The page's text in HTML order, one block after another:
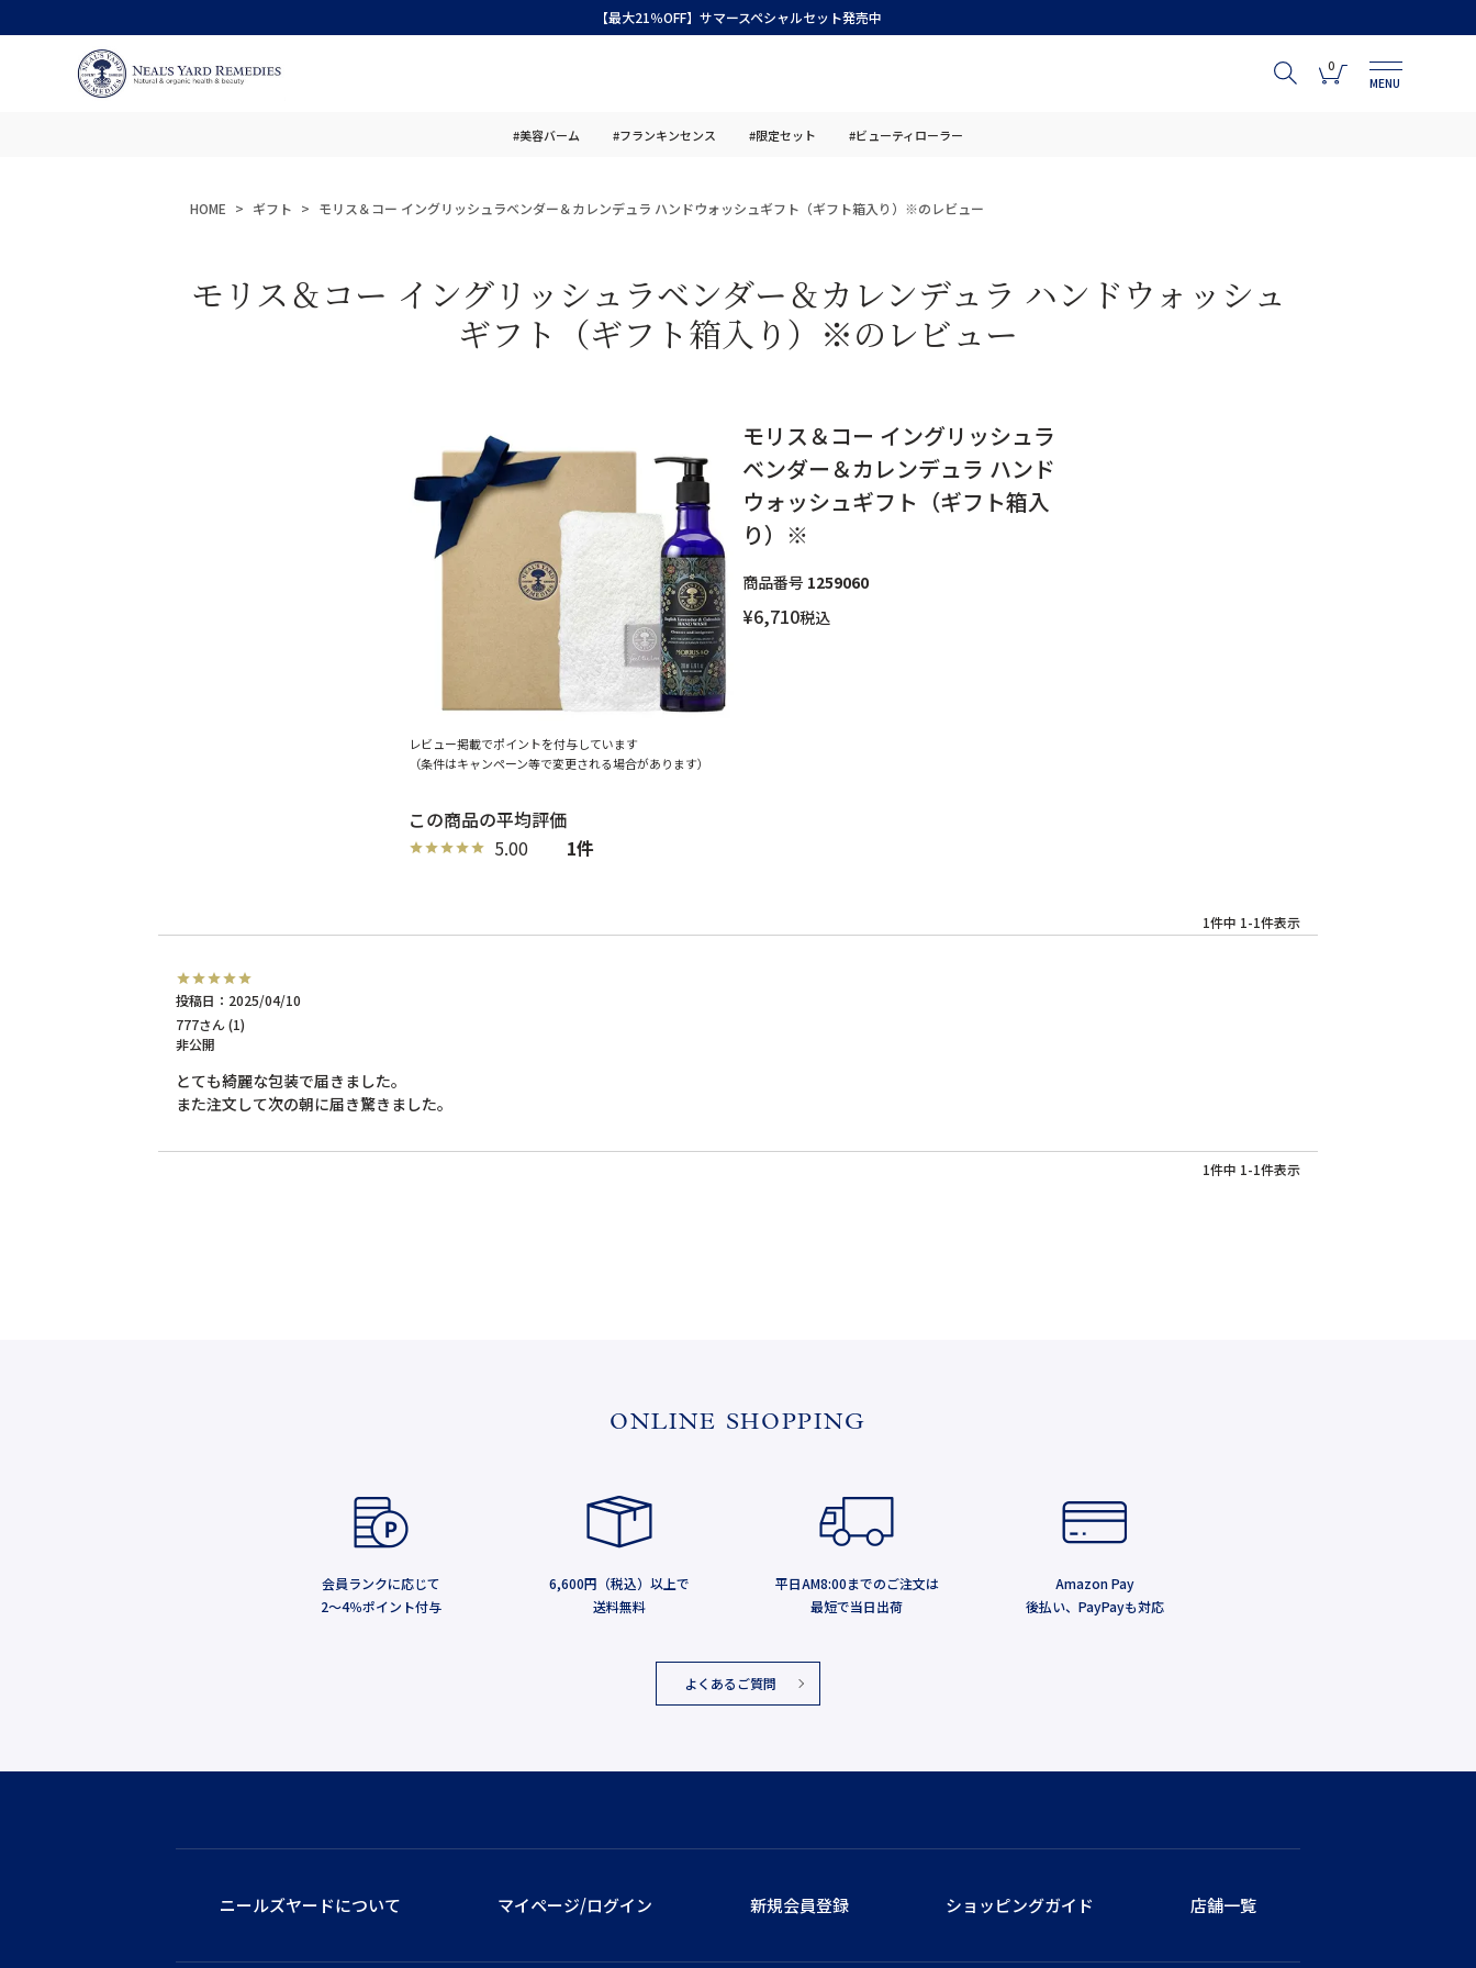
【最大21％OFF】サマースペシャルセット発売中
0
MENU
#美容バーム #フランキンセンス #限定セット #ビューティローラー
HOME ギフト モリス＆コー イングリッシュラベンダー＆カレンデュラ ハンドウォッシュギフト（ギフト箱入り）※のレビュー
モリス＆コー イングリッシュラベンダー＆カレンデュラ ハンドウォッシュ
ギフト（ギフト箱入り）※のレビュー
モリス＆コー イングリッシュラ
ベンダー＆カレンデュラ ハンド
ウォッシュギフト（ギフト箱入
り）※
商品番号 1259060
¥6,710税込
レビュー掲載でポイントを付与しています
（条件はキャンペーン等で変更される場合があります）
5.00 1
1件中 1-1件表示
777
1
非公開
投稿日 2025/04/10
とても綺麗な包装で届きました。
1件中 1-1件表示
ONLINE SHOPPING
会員ランクに応じて
2～4％ポイント付与
6,600円（税込）以上で
送料無料
平日AM8:00までのご注文は
最短で当日出荷
Amazon Pay
後払い、PayPayも対応
よくあるご質問
ニールズヤードについて マイページ/ログイン 新規会員登録 ショッピングガイド 店舗一覧